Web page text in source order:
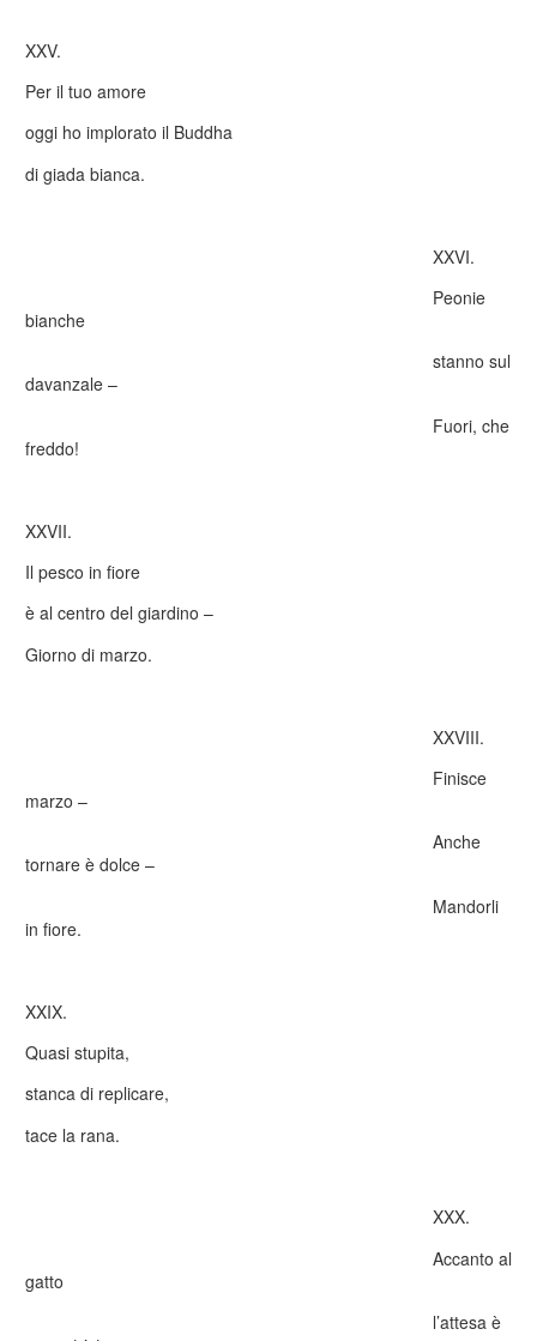
XXV.
Per il tuo amore
oggi ho implorato il Buddha
di giada bianca.
XXVI.
Peonie
bianche
stanno sul
davanzale –
Fuori, che
freddo!
XXVII.
Il pesco in fiore
è al centro del giardino –
Giorno di marzo.
XXVIII.
Finisce
marzo –
Anche
tornare è dolce –
Mandorli
in fiore.
XXIX.
Quasi stupita,
stanca di replicare,
tace la rana.
XXX.
Accanto al
gatto
l’attesa è